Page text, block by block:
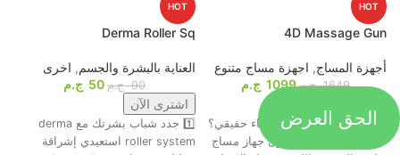
HOT
4D Massage Gun
أجهزة المساج, اجهزة مساج متنوع
1649 ج.م 1099 ج.م
جاهز تحول التعب لاسترخاء حقيقي؟
😍💆‍♂️ وأخيرًا، وصل أقوى جهاز مساج
HOT
Derma Roller Sq
العناية بالبشرة والجسم, اخرى
90 ج.م 50 ج.م
اشترى الآن
1️⃣ جدد شباب بشرتك مع derma
roller system استعيدي إشراقة
الحق العرض